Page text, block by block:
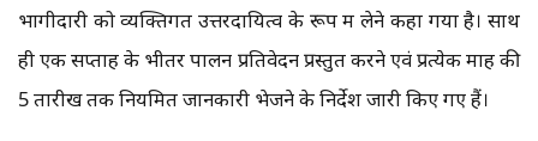
भागीदारी को व्यक्तिगत उत्तरदायित्व के रूप में लेने कहा गया है। साथ
ही एक सप्ताह के भीतर पालन प्रतिवेदन प्रस्तुत करने एवं प्रत्येक माह की
5 तारीख तक नियमित जानकारी भेजने के निर्देश जारी किए गए हैं।